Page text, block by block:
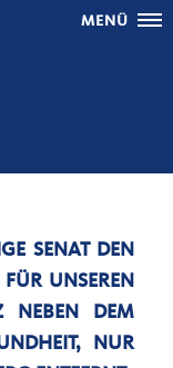
MENÜ
SENAT DEN
UNSEREN
NEBEN DEM
NUR